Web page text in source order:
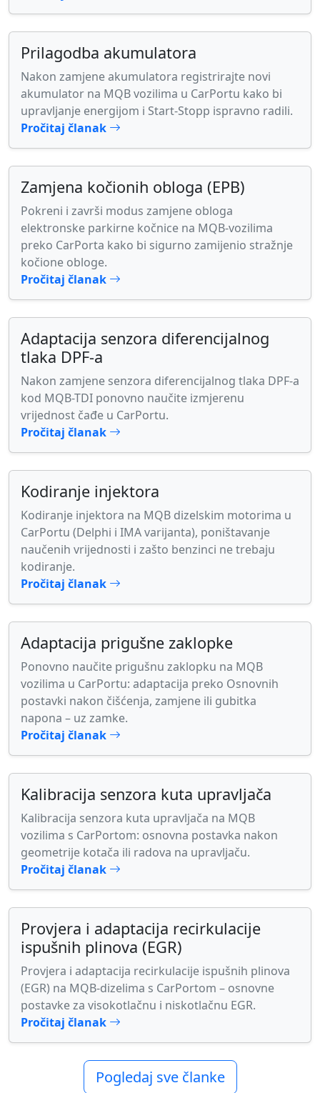
Prilagodba akumulatora
Nakon zamjene akumulatora registrirajte novi
akumulator na MQB vozilima u CarPortu kako bi
upravljanje energijom i Start-Stopp ispravno radili.
Pročitaj članak
Zamjena kočionih obloga (EPB)
Pokreni i završi modus zamjene obloga
elektronske parkirne kočnice na MQB-vozilima
preko CarPorta kako bi sigurno zamijenio stražnje
kočione obloge.
Pročitaj članak
Adaptacija senzora diferencijalnog
tlaka DPF-a
Nakon zamjene senzora diferencijalnog tlaka DPF-a
kod MQB-TDI ponovno naučite izmjerenu
vrijednost čađe u CarPortu.
Pročitaj članak
Kodiranje injektora
Kodiranje injektora na MQB dizelskim motorima u
CarPortu (Delphi i IMA varijanta), poništavanje
naučenih vrijednosti i zašto benzinci ne trebaju
kodiranje.
Pročitaj članak
Adaptacija prigušne zaklopke
Ponovno naučite prigušnu zaklopku na MQB
vozilima u CarPortu: adaptacija preko Osnovnih
postavki nakon čišćenja, zamjene ili gubitka
napona – uz zamke.
Pročitaj članak
Kalibracija senzora kuta upravljača
Kalibracija senzora kuta upravljača na MQB
vozilima s CarPortom: osnovna postavka nakon
geometrije kotača ili radova na upravljaču.
Pročitaj članak
Provjera i adaptacija recirkulacije
ispušnih plinova (EGR)
Provjera i adaptacija recirkulacije ispušnih plinova
(EGR) na MQB-dizelima s CarPortom – osnovne
postavke za visokotlačnu i niskotlačnu EGR.
Pročitaj članak
Pogledaj sve članke